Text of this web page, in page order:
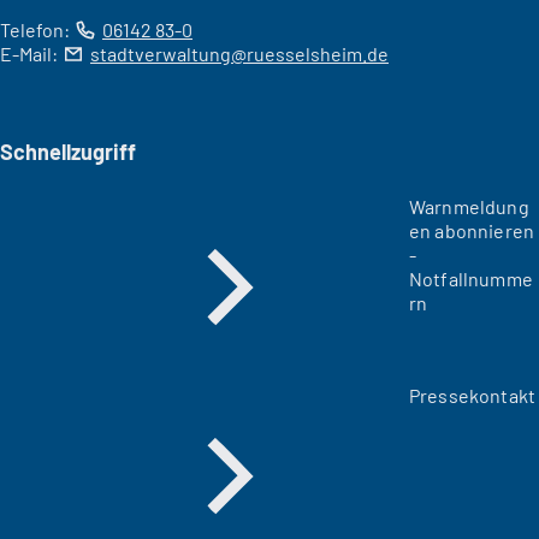
Telefon:
06142 83-0
E-Mail:
stadtverwaltung ruesselsheim de
Schnellzugriff
Warnmeldung
en abonnieren
-
Notfallnumme
rn
Pressekontakt